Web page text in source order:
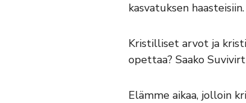
kasvatuksen haasteisiin.
Kristilliset arvot ja
opettaa? Saako
Elämme aikaa, jolloin